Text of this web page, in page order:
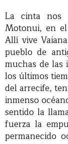
La cinta nos
Motonui, en
Allí vive
pueblo de
muchas de las
los últimos
del arrecife,
inmenso
sentido la
fuerza la
permanecido